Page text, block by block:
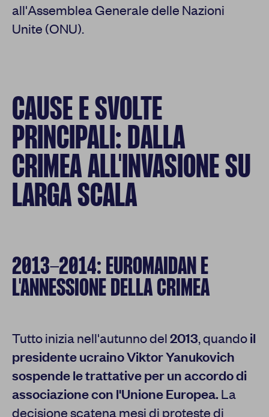
all'Assemblea Generale delle Nazioni
Unite (ONU).
CAUSE E SVOLTE
PRINCIPALI: DALLA
CRIMEA ALL'INVASIONE SU
LARGA SCALA
2013-2014: EUROMAIDAN E
L'ANNESSIONE DELLA CRIMEA
Tutto inizia nell'autunno del2013, quandoil
presidente ucraino Viktor Yanukovich
sospende le trattative per un accordo di
associazione con l'Unione Europea. La
decisione scatena mesi di proteste di